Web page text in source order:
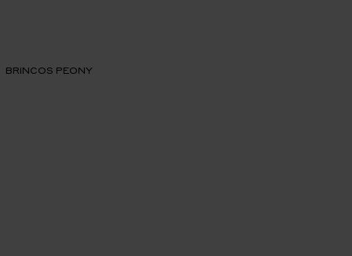
BRINCOS PEONY